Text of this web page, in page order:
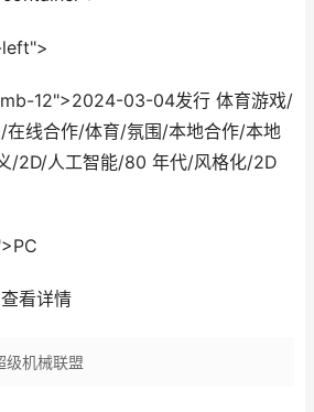
12">2024-03-04发行 体育游戏/
线合作/体育/氛围/本地合作/本地
/2D/人工智能/80 年代/风格化/2D
看详情
级机械联盟